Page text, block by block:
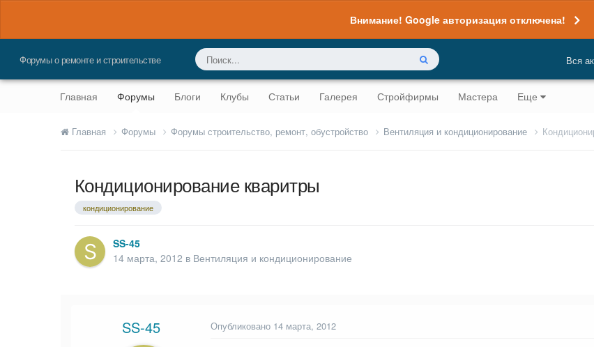
Внимание! Google авторизация отключена!
Форумы о ремонте и строительстве Вся
Главная Форумы Блоги Клубы Статьи Галерея Стройфирмы Мастера Еще
Главная Форумы Форумы строительство, ремонт, обустройство Вентиляция и кондиционирование
Кондиционирование кваритры
кондиционирование
SS-45
14 марта, 2012 в Вентиляция и кондиционирование
SS-45 Опубликовано 14 марта, 2012